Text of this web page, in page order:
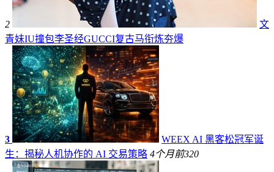
2
文
青妹IU撞包李圣经GUCCI复古马衔炼夯爆
3
WEEX AI 黑客松冠军诞
生：揭秘人机协作的 AI 交易策略 4个月前320